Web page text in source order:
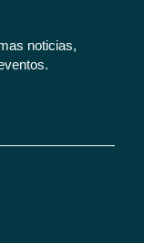
noticias,